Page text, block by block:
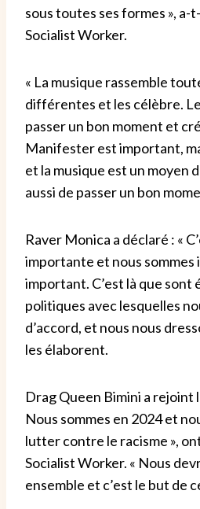
sous toutes ses formes », a-
Socialist Worker.
« La musique rassemble
différentes et les célèbre.
passer un bon moment et
Manifester est important,
et la musique est un moyen
aussi de passer un bon
Raver Monica a déclaré : «
importante et nous sommes
important. C’est là que sont
politiques avec lesquelles
d’accord, et nous nous
les élaborent.
Drag Queen Bimini a rejoint
Nous sommes en 2024 et
lutter contre le racisme »,
Socialist Worker. « Nous
ensemble et c’est le but de